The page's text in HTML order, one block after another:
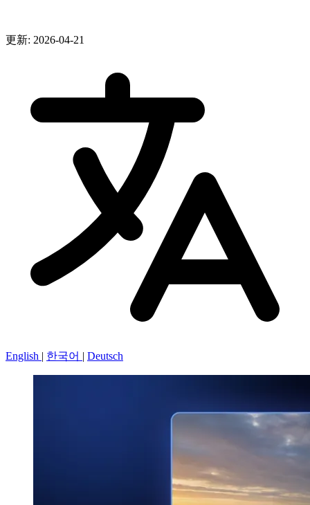
更新: 2026-04-21
English | 한국어 | Deutsch